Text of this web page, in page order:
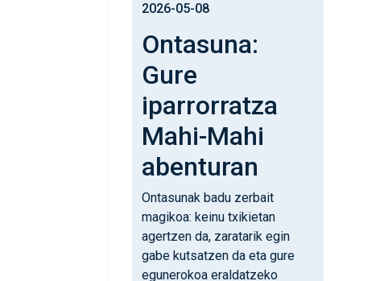
2026-05-08
Ontasuna:
Gure
iparrorratza
Mahi-Mahi
abenturan
Ontasunak badu zerbait
magikoa: keinu txikietan
agertzen da, zaratarik egin
gabe kutsatzen da eta gure
egunerokoa eraldatzeko